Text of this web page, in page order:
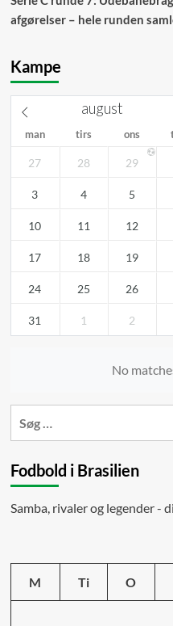
afgørelser – hele runden
Kampe
man tirs ons
27 28 29
3 4 5
10 11 12
17 18 19
24 25 26
31 1 2
No
efter:
Fodbold i Brasilien
Samba, rivaler og legender -
M Ti O